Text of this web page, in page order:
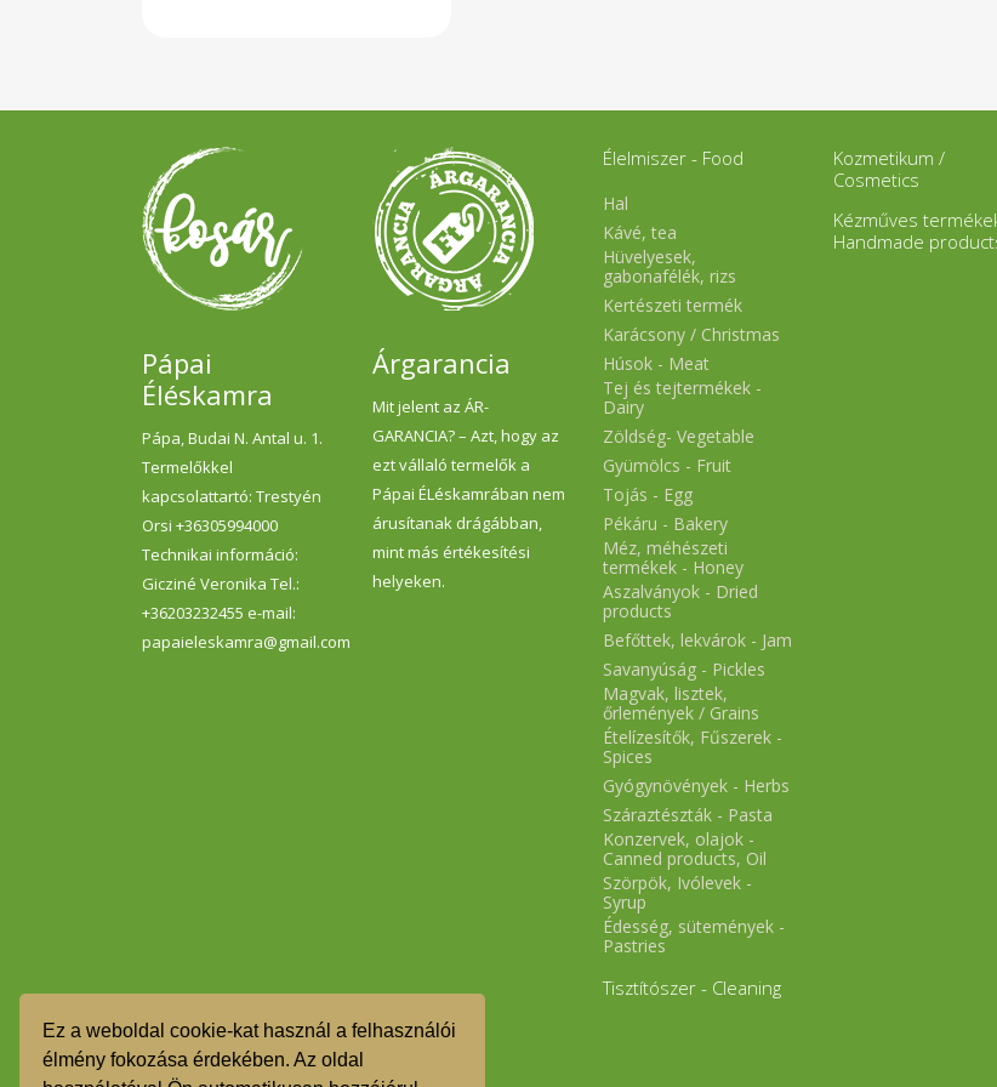
Ez a weboldal cookie-kat használ a felhasználói
élmény fokozása érdekében. Az oldal
terápiaként
emésztőrendszer
és
esetén,
Pápai
Éléskamra
Pápa, Budai N. Antal u. 1.
Termelőkkel
kapcsolattartó: Trestyén
Orsi +36305994000
Technikai információ:
Gicziné Veronika Tel.:
+36203232455 e-mail:
papaieleskamra@gmail.com
Árgarancia
Mit jelent az ÁR-
GARANCIA? – Azt, hogy az
ezt vállaló termelők a
Pápai ÉLéskamrában nem
árusítanak drágábban,
mint más értékesítési
helyeken.
Élelmiszer - Food
Hal
Kávé, tea
Hüvelyesek,
gabonafélék, rizs
Kertészeti termék
Karácsony / Christmas
Húsok - Meat
Tej és tejtermékek -
Dairy
Zöldség- Vegetable
Gyümölcs - Fruit
Tojás - Egg
Pékáru - Bakery
Méz, méhészeti
termékek - Honey
Aszalványok - Dried
products
Befőttek, lekvárok - Jam
Savanyúság - Pickles
Magvak, lisztek,
őrlemények / Grains
Ételízesítők, Fűszerek -
Spices
Gyógynövények - Herbs
Száraztészták - Pasta
Konzervek, olajok -
Canned products, Oil
Szörpök, Ivólevek -
Syrup
Édesség, sütemények -
Pastries
Tisztítószer - Cleaning
Kozmetikum /
Cosmetics
Kézműves
Handmade